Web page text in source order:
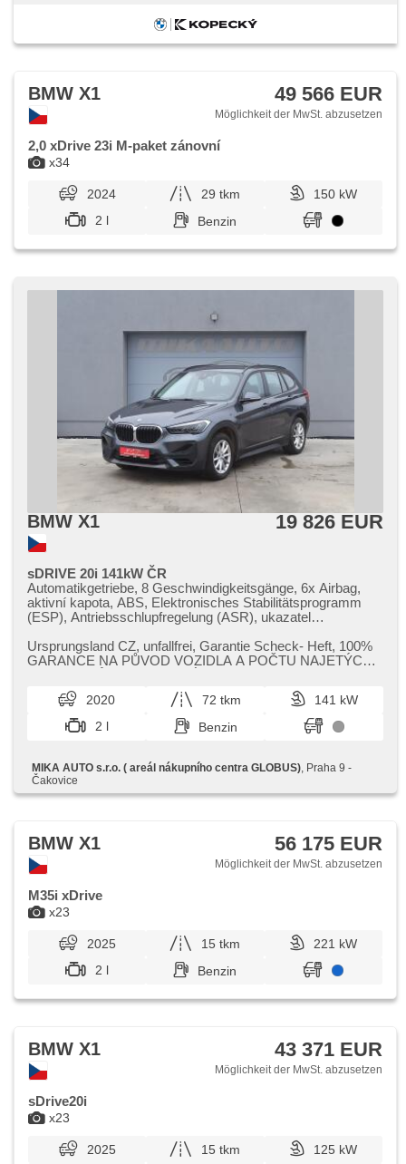
x34
BMW X1 49 566 EUR
Möglichkeit der MwSt. abzusetzen
2,0 xDrive 23i M-paket zánovní
2024 29 tkm
150 kW
2 l
Benzin
BMW X1 19 826 EUR
sDRIVE 20i 141kW ČR
Automatikgetriebe, 8 Geschwindigkeitsgänge, 6x Airbag,
aktivní kapota, ABS, Elektronisches Stabilitätsprogramm
(ESP), Antriebsschlupfregelung (ASR), ukazatel
Klimaanlage, Klimaautomatik, Standheizung, Tempomat,
LED adaptivní světlomety, täglich Leuchten, LED denní
jízdního režimu, elektronická ruční brzda, Navigation,
parkovací senzory přední, parkovací senzory zadní,
Parkassistent, bezklíčové startování, Lichtsensor,
Scheibenwischersensor, Lenkrad einstellbar,
free, Bluetooth, El. Deckel des Kofferraums, El.
Seitenscheiben, Dachträger, El. Spiegel, starten per Taste,
Wegfahrsperre, Zentralverriegelung mit Funkfernbedienung,
autom. Aktivation der Warnflutlicht, Nebelscheinwerfer,
Start-Stop System, USB, Speicherkarte, Autoradio,
Außenthermometer, beheizte Spiegel, Teilbare
Rücksitzbank, zadní loketní opěrka, Innenthermometer,
Heckscheibenwischer, Getönte Scheiben, přední pohon,
Antrieb 4x2, Längssitzvorschub, Ausziehbare Kopflehnen
Ursprungsland CZ,​ unfallfrei,​ Garantie Scheck​- Heft,​ 100%
GARANCE NA PŮVOD VOZIDLA A POČTU NAJETÝCH
2020 72 tkm
141 kW
2 l
Benzin
MIKA AUTO s.r.o. ( areál nákupního centra GLOBUS) , Praha 9 -
Čakovice
x23
BMW X1 56 175 EUR
Möglichkeit der MwSt. abzusetzen
M35i xDrive
2025 15 tkm
221 kW
2 l
Benzin
x23
BMW X1 43 371 EUR
Möglichkeit der MwSt. abzusetzen
sDrive20i
2025 15 tkm
125 kW